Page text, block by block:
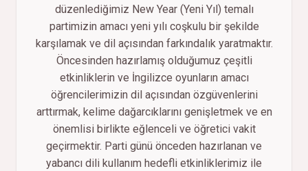
düzenlediğimiz New Year (Yeni Yıl) temalı
partimizin amacı yeni yılı coşkulu bir şekilde
karşılamak ve dil açısından farkındalık yaratmaktır.
Öncesinden hazırlamış olduğumuz çeşitli
etkinliklerin ve İngilizce oyunların amacı
öğrencilerimizin dil açısından özgüvenlerini
arttırmak, kelime dağarcıklarını genişletmek ve en
önemlisi birlikte eğlenceli ve öğretici vakit
geçirmektir. Parti günü önceden hazırlanan ve
yabancı dili kullanım hedefli etkinliklerimiz ile